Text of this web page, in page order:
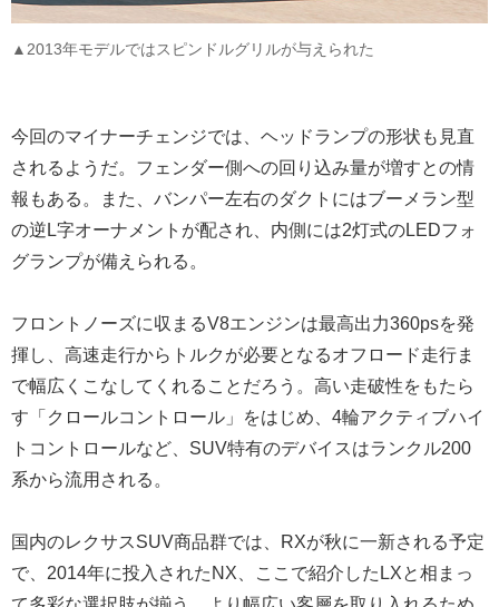
▲2013年モデルではスピンドルグリルが与えられた
今回のマイナーチェンジでは、ヘッドランプの形状も見直
されるようだ。フェンダー側への回り込み量が増すとの情
報もある。また、バンパー左右のダクトにはブーメラン型
の逆L字オーナメントが配され、内側には2灯式のLEDフォ
グランプが備えられる。
フロントノーズに収まるV8エンジンは最高出力360psを発
揮し、高速走行からトルクが必要となるオフロード走行ま
で幅広くこなしてくれることだろう。高い走破性をもたら
す「クロールコントロール」をはじめ、4輪アクティブハイ
トコントロールなど、SUV特有のデバイスはランクル200
系から流用される。
国内のレクサスSUV商品群では、RXが秋に一新される予定
で、2014年に投入されたNX、ここで紹介したLXと相まっ